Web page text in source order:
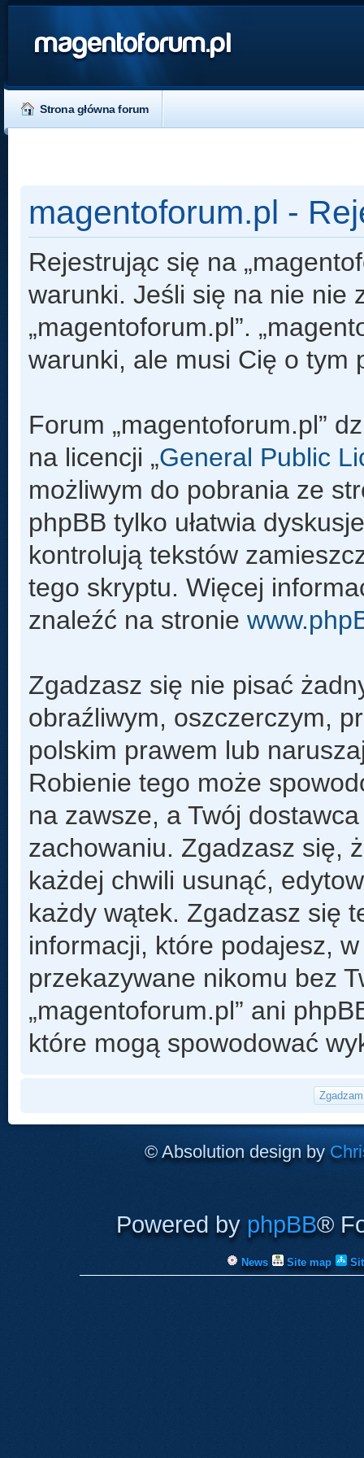
magentoforum.pl
Strona główna forum
magentoforum.pl -
Rejestrując się na
warunki. Jeśli się na nie nie
„magentoforum.pl”.
warunki, ale musi Cię o tym
Forum „magentoforum.pl”
na licencji „General Public
możliwym do pobrania ze
phpBB tylko ułatwia
kontrolują tekstów
tego skryptu. Więcej
znaleźć na stronie
Zgadzasz się nie pisać
obraźliwym, oszczerczym,
polskim prawem lub
Robienie tego może
na zawsze, a Twój
zachowaniu. Zgadzasz się,
każdej chwili usunąć,
każdy wątek. Zgadzasz się
informacji, które podajesz,
przekazywane nikomu bez
„magentoforum.pl” ani
które mogą spowodować
© Absolution design by
Powered by phpBB®
News Site map